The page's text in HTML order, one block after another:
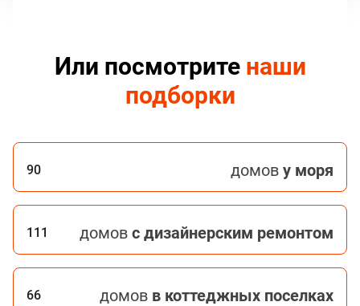
Или посмотрите наши
подборки
90 домов у моря
111 домов с дизайнерским ремонтом
66 домов в коттеджных поселках